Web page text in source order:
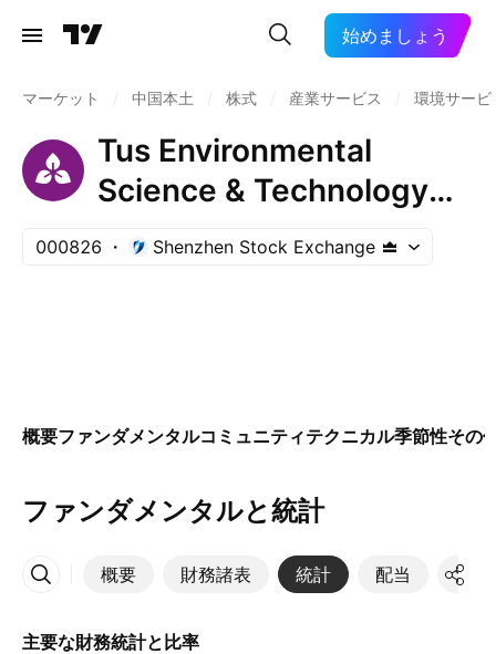
始めましょう
マーケット 中国本土 株式 産業サービス 環境サービ
Tus Environmental
Science & Technology
Development Co., Ltd.
000826 Shenzhen Stock Exchange
概要ファンダメンタルコミュニティテクニカル季節性その
ファンダメンタルと統計
概要 財務諸表 統計 配当 決算
その他
主要な財務統計と比率